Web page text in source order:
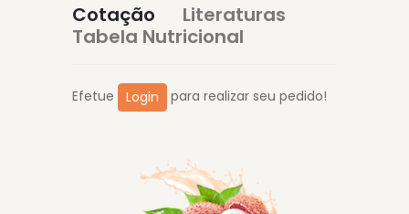
Cotação
Literaturas
Tabela Nutricional
Efetue Login para realizar seu pedido!